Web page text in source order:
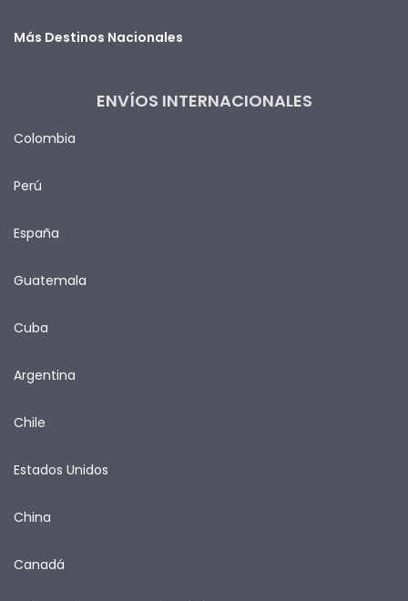
Más Destinos Nacionales
ENVÍOS INTERNACIONALES
Colombia
Perú
España
Guatemala
Cuba
Argentina
Chile
Estados Unidos
China
Canadá